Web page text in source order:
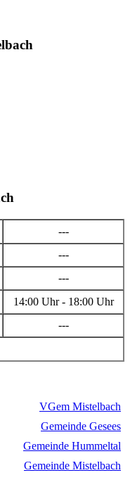
---
---
---
14:00 Uhr - 18:00 Uhr
---
VGem Mistelbach
Gemeinde Gesees
Gemeinde Hummeltal
Gemeinde Mistelbach